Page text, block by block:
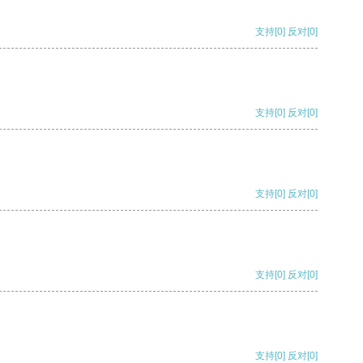
支持[0] 反对[0]
支持[0] 反对[0]
支持[0] 反对[0]
支持[0] 反对[0]
支持[0] 反对[0]